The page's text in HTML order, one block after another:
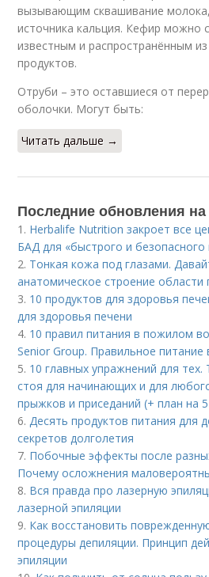
вызывающим сквашивание
источника кальция. Кефир можно
известным и распространённым
продуктов.
Отруби – это оставшиеся от
оболочки. Могут быть:
Читать дальше →
Последние обновления на
1. Herbalife Nutrition закроет все
БАД для «быстрого и безопасного
2. Тонкая кожа под глазами.
анатомическое строение области
3. 10 продуктов для здоровья
для здоровья печени
4. 10 правил питания в пожилом
Senior Group. Правильное
5. 10 главных упражнений для
стоя для начинающих и для
прыжков и приседаний (+ план на
6. Десять продуктов питания для
секретов долголетия
7. Побочные эффекты после
Почему осложнения
8. Вся правда про лазерную
лазерной эпиляции
9. Как восстановить
процедуры депиляции. Принцип
эпиляции